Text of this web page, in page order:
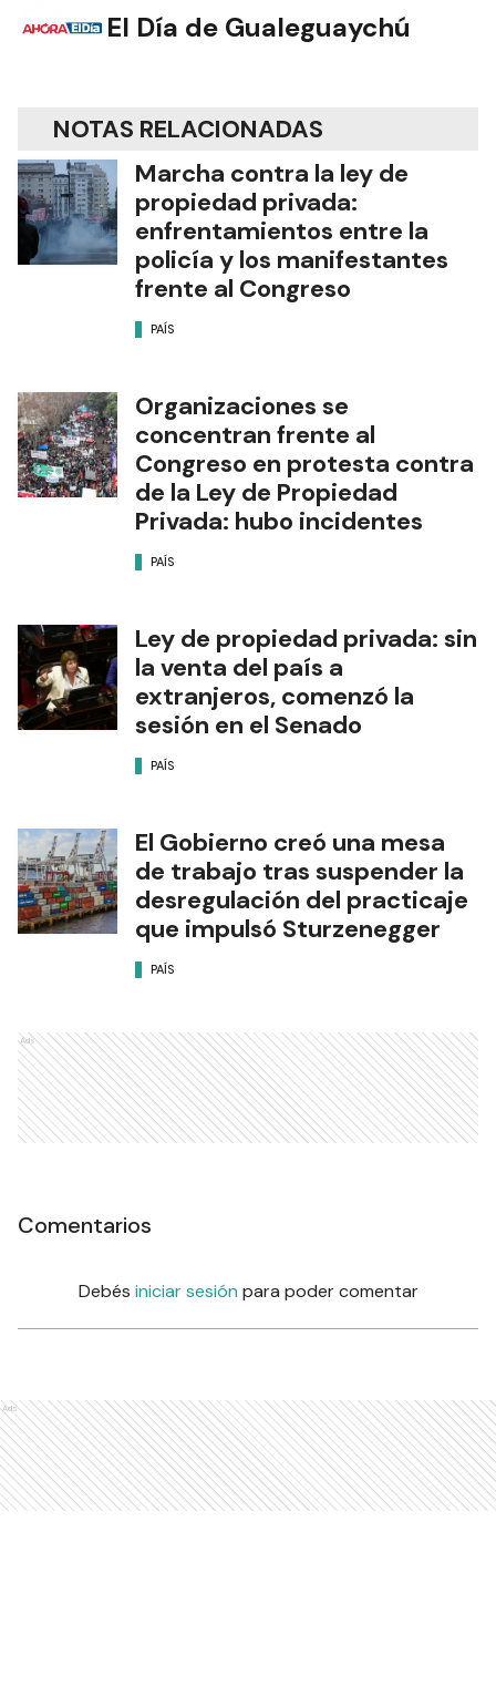
El Día de Gualeguaychú
NOTAS RELACIONADAS
Marcha contra la ley de
propiedad privada:
enfrentamientos entre la
policía y los manifestantes
frente al Congreso
PAÍS
Organizaciones se
concentran frente al
Congreso en protesta contra
de la Ley de Propiedad
Privada: hubo incidentes
PAÍS
Ley de propiedad privada: sin
la venta del país a
extranjeros, comenzó la
sesión en el Senado
PAÍS
El Gobierno creó una mesa
de trabajo tras suspender la
desregulación del practicaje
que impulsó Sturzenegger
PAÍS
Ads
Comentarios
Debés iniciar sesión para poder comentar
Ads